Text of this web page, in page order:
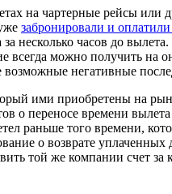
на чартерные рейсы
забронировали и
несколько часов до
можно получить на
негативные
ими приобретены на
о переносе времени
раньше того времени,
о возврате
той же компании счет